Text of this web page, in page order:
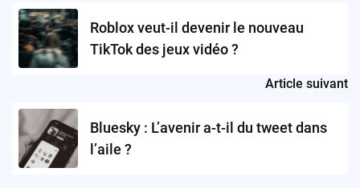
navigationRoblox veut-il devenir le nouveau
TikTok des jeux vidéo ?
Article suivant
Bluesky : L’avenir a-t-il du tweet dans
l’aile ?